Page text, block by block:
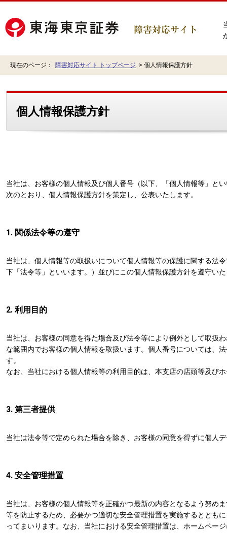
現在のページ： 障害対応サイト トップページ > 個人情報保護方針
個人情報保護方針
当社は、お客様の個人情報及び個人番号（以下、「個人情報等」と
次のとおり、個人情報保護方針を策定し、公表いたします。
1. 関係法令等の遵守
当社は、個人情報等の取扱いについて個人情報等の保護に関する法
下「法令等」といいます。）並びにこの個人情報保護方針を遵守い
2. 利用目的
当社は、お客様の同意を得た場合及び法令等により例外として取扱
な範囲内でお客様の個人情報を取扱います。個人番号については、
す。
なお、当社における個人情報等の利用目的は、本支店の店頭等及び
3. 第三者提供
当社は法令等で定められた場合を除き、お客様の同意を得ずに個人
4. 安全管理措置
当社は、お客様の個人情報等を正確かつ最新の内容となるよう努め
等を防止するため、必要かつ適切な安全管理措置を実施するととも
ってまいります。なお、当社における安全管理措置は、ホームペー